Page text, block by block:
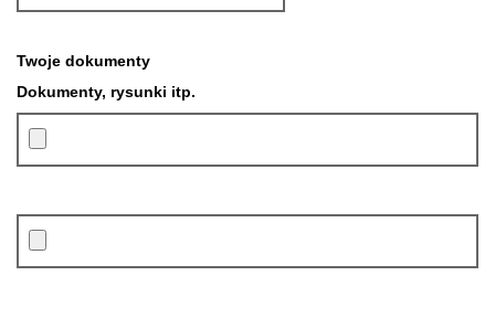
Twoje dokumenty
Dokumenty, rysunki itp.